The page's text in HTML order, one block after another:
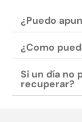
¿Puedo
¿Como
Si un día no
recuperar?